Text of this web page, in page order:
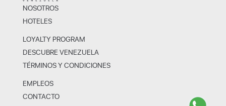
NOSOTROS
HOTELES
LOYALTY PROGRAM
DESCUBRE VENEZUELA
TÉRMINOS Y CONDICIONES
EMPLEOS
CONTACTO